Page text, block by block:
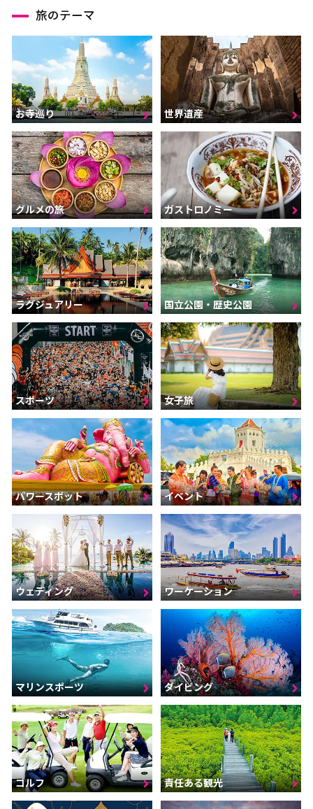
旅のテーマ
お寺巡り 世界遺産
グルメの旅 ガストロノミー
ラグジュアリー 国立公園・歴史公園
スポーツ 女子旅
パワースポット イベント
ウェディング ワーケーション
マリンスポーツ ダイビング
ゴルフ 責任ある観光